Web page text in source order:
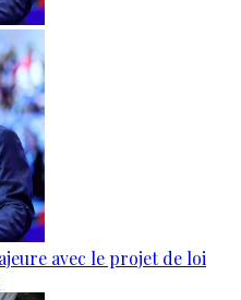
avec le projet de loi